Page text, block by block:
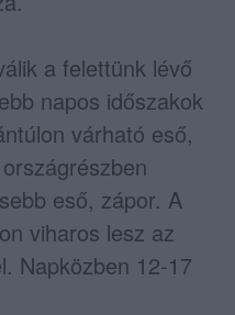
a felettünk lévő
napos időszakok
várható eső,
eső, zápor. A
viharos lesz az
Napközben 12-17